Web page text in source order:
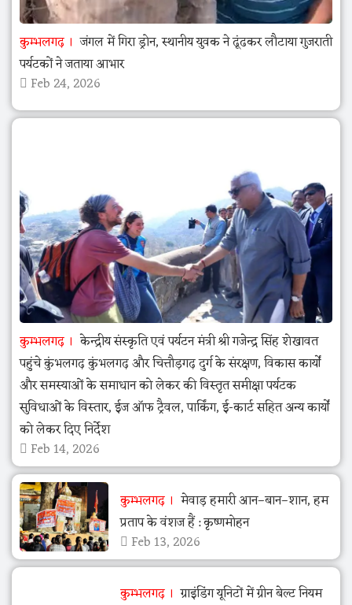
कुम्भलगढ़
जंगल में गिरा ड्रोन, स्थानीय युवक ने ढूंढकर लौटाया गुजराती
पर्यटकों ने जताया आभार
Feb 24, 2026
कुम्भलगढ़
केन्द्रीय संस्कृति एवं पर्यटन मंत्री श्री गजेन्द्र सिंह शेखावत
पहुंचे कुंभलगढ़ कुंभलगढ़ और चित्तौड़गढ़ दुर्ग के संरक्षण, विकास कार्यों
और समस्याओं के समाधान को लेकर की विस्तृत समीक्षा पर्यटक
सुविधाओं के विस्तार, ईज ऑफ ट्रैवल, पार्किंग, ई-कार्ट सहित अन्य कार्यों
को लेकर दिए निर्देश
Feb 14, 2026
कुम्भलगढ़
मेवाड़ हमारी आन–बान–शान, हम
प्रताप के वंशज हैं : कृष्णमोहन
Feb 13, 2026
कुम्भलगढ़
ग्राइंडिंग यूनिटों में ग्रीन बेल्ट नियम